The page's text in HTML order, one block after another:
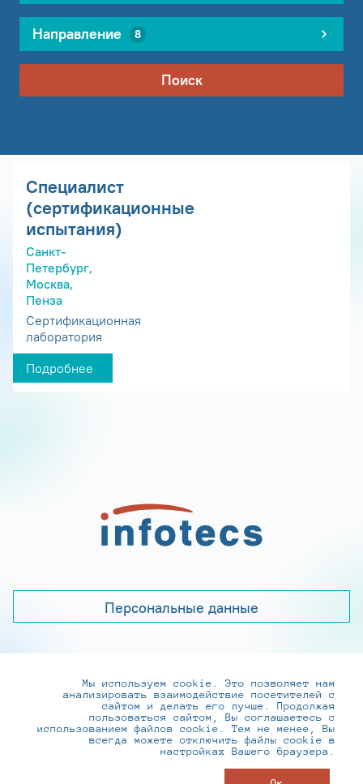
Направление 8
Поиск
Специалист
(сертификационные
испытания)
Санкт-
Петербург,
Москва,
Пенза
Сертификационная
лаборатория
Подробнее
Персональные данные
+7 (495) 737-6192, 8-800-250-0-260
practice@infotecs.ru,hr@infotecs.ru
127273, г. Москва, Отрадная ул., 2Б строение 1
Мы используем cookie. Это позволяет нам
анализировать взаимодействие посетителей с
сайтом и делать его лучше. Продолжая
пользоваться сайтом, Вы соглашаетесь с
использованием файлов cookie. Тем не менее, Вы
всегда можете отключить файлы cookie в
настройках Вашего браузера.